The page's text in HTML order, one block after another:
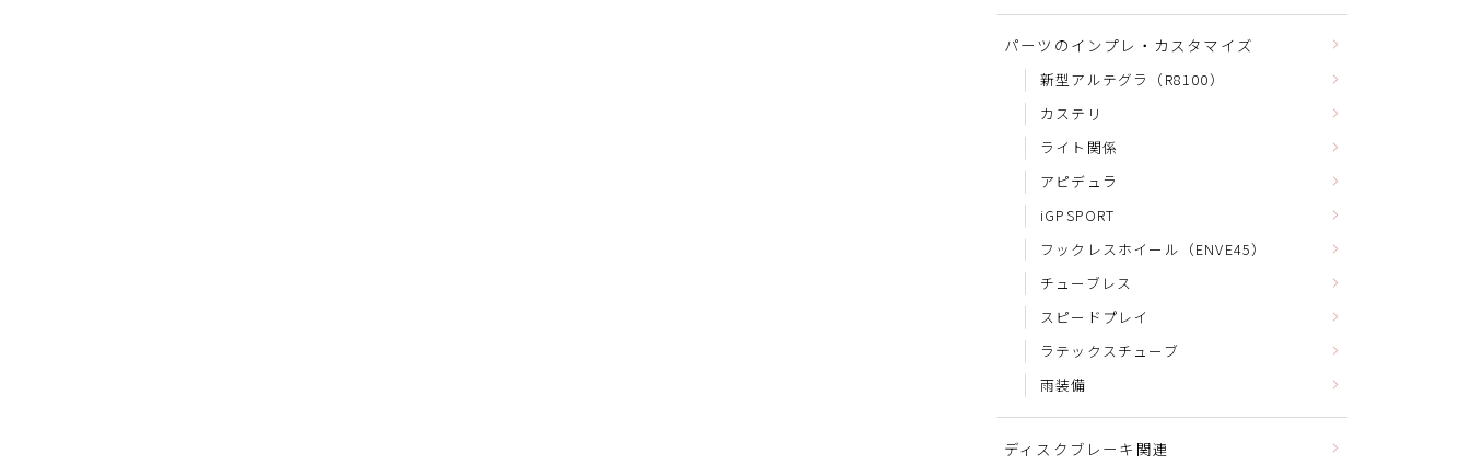
パーツのインプレ・カスタマイズ
新型アルテグラ（R8100）
カステリ
ライト関係
アピデュラ
iGPSPORT
フックレスホイール（ENVE45）
チューブレス
スピードプレイ
ラテックスチューブ
雨装備
ディスクブレーキ関連